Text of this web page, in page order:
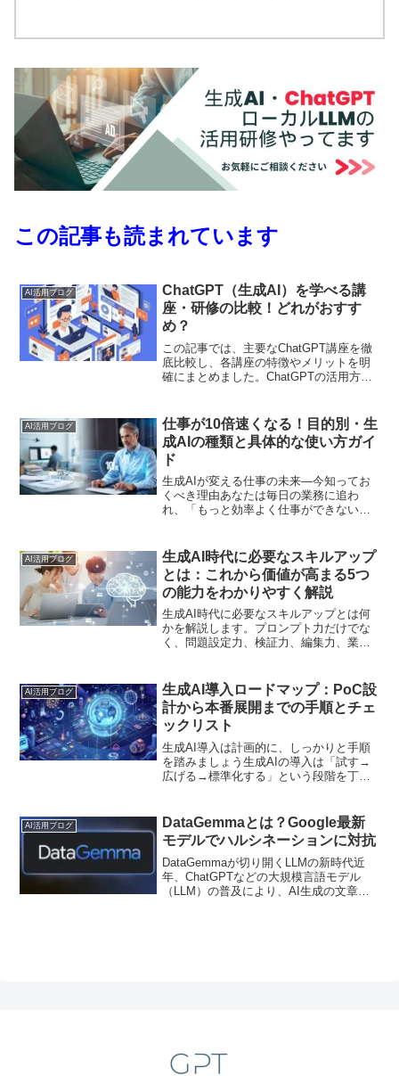
この記事も読まれています
AI活用ブログ
ChatGPT（生成AI）を学べる講
座・研修の比較！どれがおすす
め？
この記事では、主要なChatGPT講座を徹
底比較し、各講座の特徴やメリットを明
確にまとめました。ChatGPTの活用方法
AI活用ブログ
仕事が10倍速くなる！目的別・生
成AIの種類と具体的な使い方ガイ
ド
生成AIが変える仕事の未来—今知ってお
くべき理由あなたは毎日の業務に追わ
れ、「もっと効率よく仕事ができない
る技術革命が静かに、しかし確実に進行
しています。それが「生成A...
AI活用ブログ
生成AI時代に必要なスキルアップ
とは：これから価値が高まる5つ
の能力をわかりやすく解説
生成AI時代に必要なスキルアップとは何
かを解説します。プロンプト力だけでな
く、問題設定力、検証力、編集力、業務
AI活用ブログ
生成AI導入ロードマップ：PoC設
計から本番展開までの手順とチェ
ックリスト
生成AI導入は計画的に、しっかりと手順
を踏みましょう生成AIの導入は「試す→
広げる→標準化する」という段階を丁寧
いガバナンスが後追いになる・・・多く
の失敗はこの順番の...
AI活用ブログ
DataGemmaとは？Google最新
モデルでハルシネーションに対抗
DataGemmaが切り開くLLMの新時代近
年、ChatGPTなどの大規模言語モデル
（LLM）の普及により、AI生成の文章は